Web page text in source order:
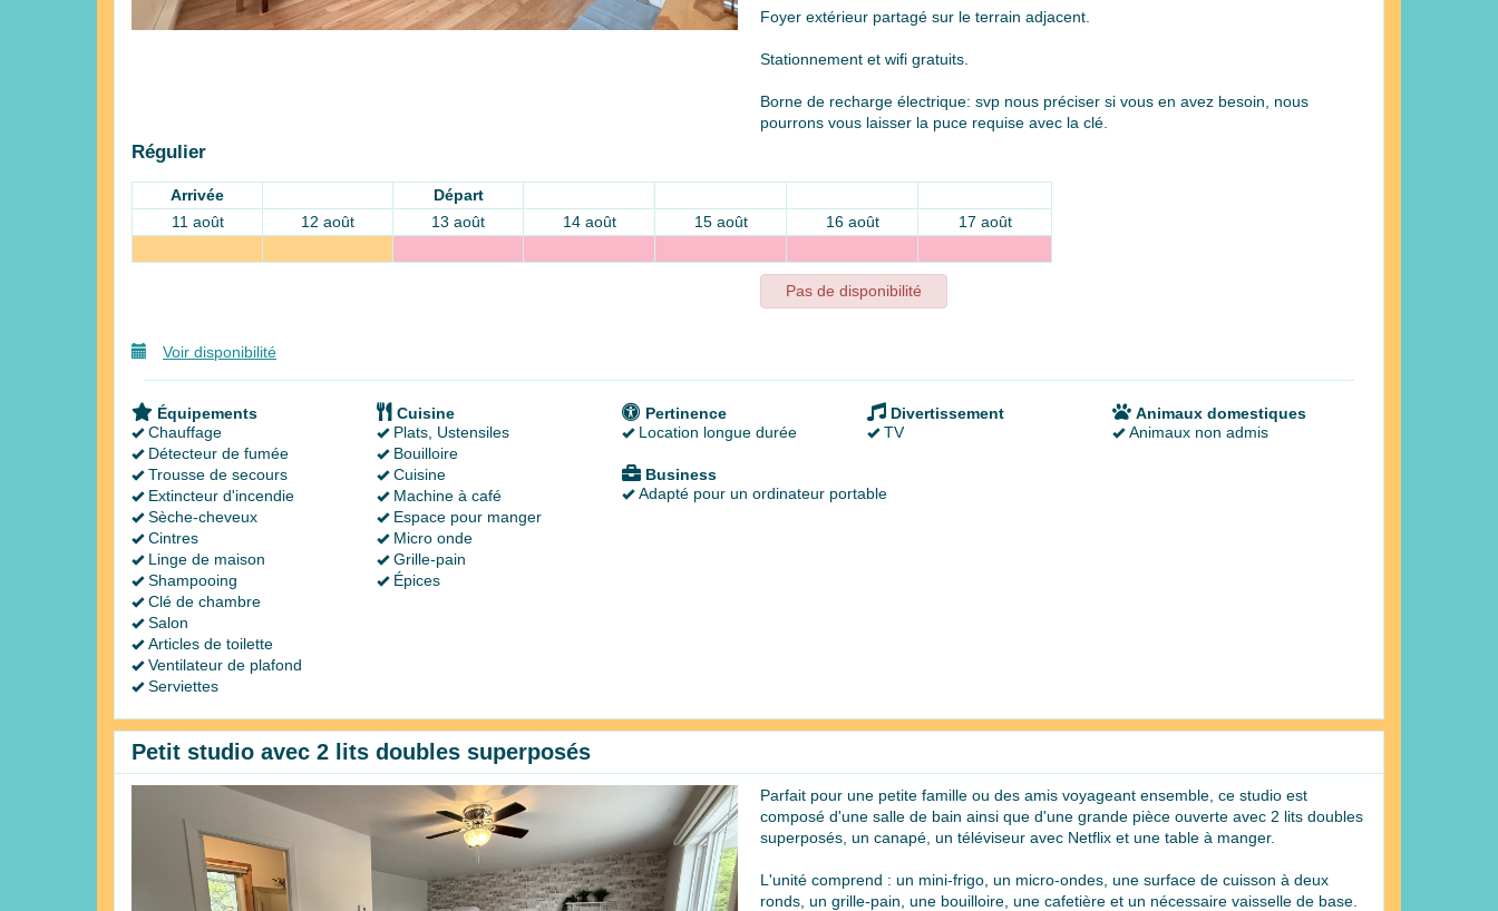
Foyer extérieur partagé sur le terrain adjacent.
Stationnement et wifi gratuits.
Borne de recharge électrique: svp nous préciser si vous en avez besoin, nous
pourrons vous laisser la puce requise avec la clé.
Régulier
Arrivée
Départ
11 août
12 août 13 août 14 août 15 août 16 août 17 août
Pas de disponibilité
Voir disponibilité
Équipements
Chauffage
Détecteur de fumée
Trousse de secours
Extincteur d'incendie
Sèche-cheveux
Cintres
Linge de maison
Shampooing
Clé de chambre
Salon
Articles de toilette
Ventilateur de plafond
Serviettes
Cuisine
Plats, Ustensiles
Bouilloire
Cuisine
Machine à café
Espace pour manger
Micro onde
Grille-pain
Épices
Pertinence
Location longue durée
Divertissement
TV
Business
Adapté pour un ordinateur portable
Animaux domestiques
Animaux non admis
Petit studio avec 2 lits doubles superposés
Previous
Next
Parfait pour une petite famille ou des amis voyageant ensemble, ce studio est
composé d'une salle de bain ainsi que d'une grande pièce ouverte avec 2 lits doubles
superposés, un canapé, un téléviseur avec Netflix et une table à manger.
L'unité comprend : un mini-frigo, un micro-ondes, une surface de cuisson à deux
ronds, un grille-pain, une bouilloire, une cafetière et un nécessaire vaisselle de base.